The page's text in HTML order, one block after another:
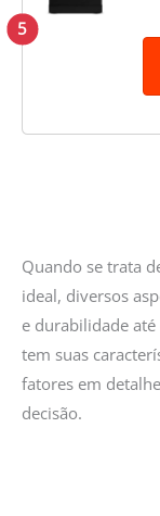
5
Quando se trata
ideal, diversos
e durabilidade
tem suas
fatores em
decisão.